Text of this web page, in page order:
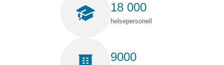
18 000
helsepersonell
9000